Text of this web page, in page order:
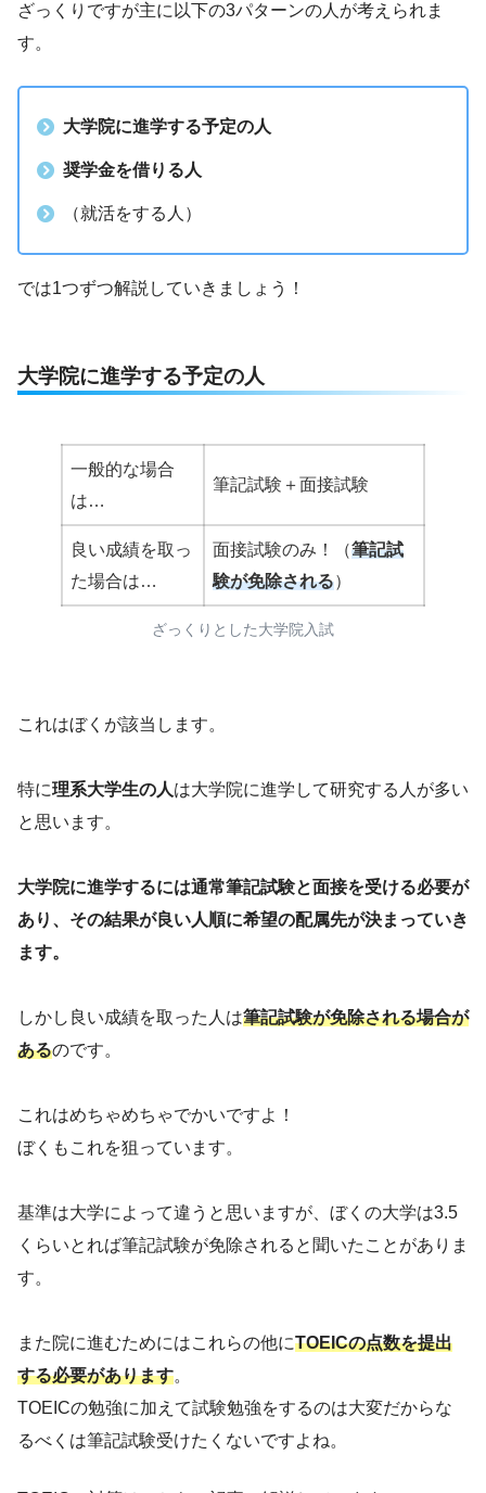
ざっくりですが主に以下の3パターンの人が考えられま
す。
大学院に進学する予定の人
奨学金を借りる人
（就活をする人）
では1つずつ解説していきましょう！
大学院に進学する予定の人
一般的な場合
は…
筆記試験＋面接試験
良い成績を取っ
た場合は…
面接試験のみ！（筆記試
験が免除される）
ざっくりとした大学院入試
これはぼくが該当します。
特に理系大学生の人は大学院に進学して研究する人が多い
と思います。
大学院に進学するには通常筆記試験と面接を受ける必要が
あり、その結果が良い人順に希望の配属先が決まっていき
ます。
しかし良い成績を取った人は筆記試験が免除される場合が
あるのです。
これはめちゃめちゃでかいですよ！
ぼくもこれを狙っています。
基準は大学によって違うと思いますが、ぼくの大学は3.5
くらいとれば筆記試験が免除されると聞いたことがありま
す。
また院に進むためにはこれらの他にTOEICの点数を提出
する必要があります。
TOEICの勉強に加えて試験勉強をするのは大変だからな
るべくは筆記試験受けたくないですよね。